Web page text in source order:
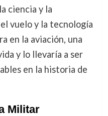
ciencia y la
vuelo y la tecnología
en la aviación, una
y lo llevaría a ser
en la historia de
Militar